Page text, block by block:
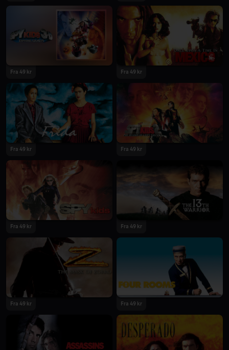
Fra 49 kr Fra 49 kr
Fra 49 kr Fra 49 kr
Fra 49 kr Fra 49 kr
Fra 49 kr Fra 49 kr